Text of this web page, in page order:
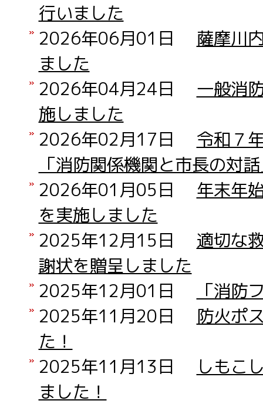
行いました
2026年06月01日 薩摩川
ました
2026年04月24日 一般消
施しました
2026年02月17日 令和７
「消防関係機関と市長の対
2026年01月05日 年末年
を実施しました
2025年12月15日 適切な
謝状を贈呈しました
2025年12月01日
「消防
2025年11月20日 防火ポ
た！
2025年11月13日
しもこ
ました！